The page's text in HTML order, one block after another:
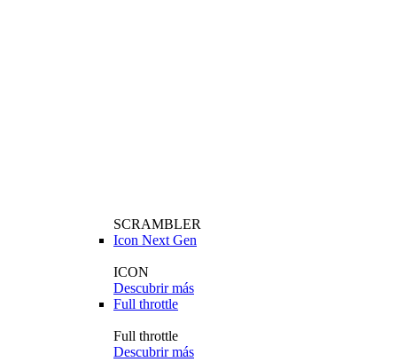
SCRAMBLER
Icon Next Gen
ICON
Descubrir más
Full throttle
Full throttle
Descubrir más